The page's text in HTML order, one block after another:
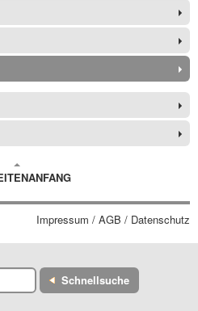
Impressum / AGB / Datenschutz
Schnellsuche